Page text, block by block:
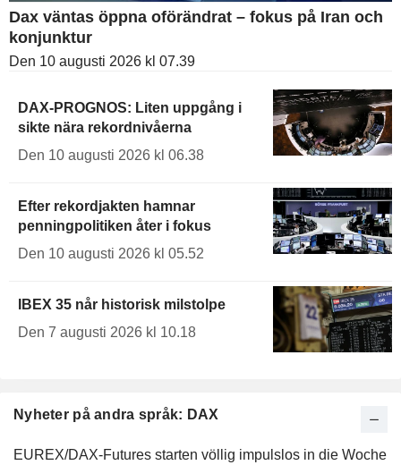
Nyheter på andra språk: DAX
EUREX/DAX-Futures starten völlig impulslos in die Woche
Dax väntas öppna oförändrat – fokus på Iran och
konjunktur
Den 10 augusti 2026 kl 07.39
DAX-PROGNOS: Liten uppgång i
sikte nära rekordnivåerna
Den 10 augusti 2026 kl 06.38
Efter rekordjakten hamnar
penningpolitiken åter i fokus
Den 10 augusti 2026 kl 05.52
IBEX 35 når historisk milstolpe
Den 7 augusti 2026 kl 10.18